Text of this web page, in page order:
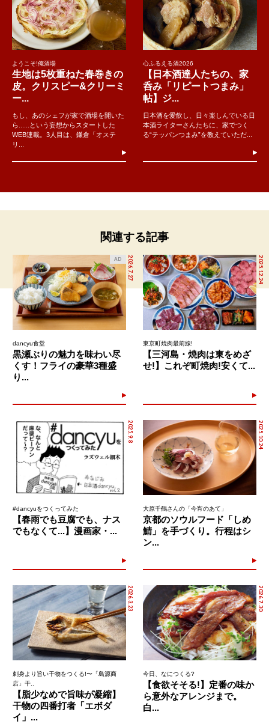
ようこそ!俺酒場
生地は5枚重ねた春巻きの
皮。クリスピー&クリーミ
ー...
もし、あのシェフが家で酒場を開いた
ら......という妄想からスタートした
WEB連載。3人目は、鎌倉「オステ
リ...
心ふるえる酒2026
【日本酒達人たちの、家
呑み「リピートつまみ」
帖】ジ...
日本酒を愛飲し、日々楽しんでいる日
本酒ライターさんたちに、家でつく
る“テッパンつまみ”を教えていただ...
関連する記事
2026.7.27
AD
dancyu食堂
黒瀬ぶりの魅力を味わい尽
くす！フライの豪華3種盛
り...
2025.12.24
東京町焼肉最前線!
【三河島・焼肉は東をめざ
せ!】これぞ町焼肉!安くて...
2025.9.8
#dancyuをつくってみた
【春雨でも豆腐でも、ナス
でもなくて...】漫画家・...
2025.10.24
大原千鶴さんの「今宵のあて」
京都のソウルフード「しめ
鯖」を手づくり。行程はシ
ン...
2026.3.23
刺身より旨い干物をつくる!〜「島源商
店」干..
【脂少なめで旨味が凝縮】
干物の四番打者「エボダ
イ」...
2026.7.30
今日、なにつくる?
【食欲そそる!】定番の味か
ら意外なアレンジまで。
白...